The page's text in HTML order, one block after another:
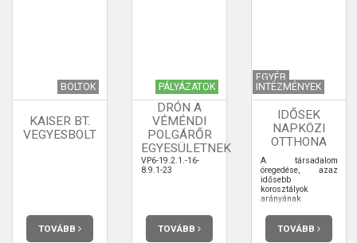
BOLTOK
KAISER BT.
VEGYESBOLT
TOVÁBB
PÁLYÁZATOK
DRÓN A
VÉMÉNDI
POLGÁRŐR
EGYESÜLETNEK
VP6-19.2.1.-16-
8.9.1-23
TOVÁBB
EGYÉB
INTÉZMÉNYEK
IDŐSEK
NAPKÖZI
OTTHONA
A társadalom
öregedése, azaz
idősebb
korosztályok
arányának
növekedése az
utóbbi évtizedek
egyik meghatározó
társadalmi
TOVÁBB